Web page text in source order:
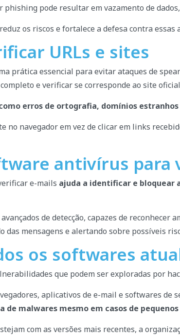
phishing pode resultar em vazamento de
os riscos e fortalece a defesa contra essas
URLs e sites
prática essencial para evitar ataques de
e verificar se corresponde ao site
erros de ortografia, domínios
navegador em vez de clicar em links
antivírus para
e-mails ajuda a identificar e bloquear
de detecção, capazes de
das mensagens e alertando sobre possíveis
os softwares
que podem ser exploradas por
aplicativos de e-mail e softwares de
malwares mesmo em casos de pequenos
com as versões mais recentes, a